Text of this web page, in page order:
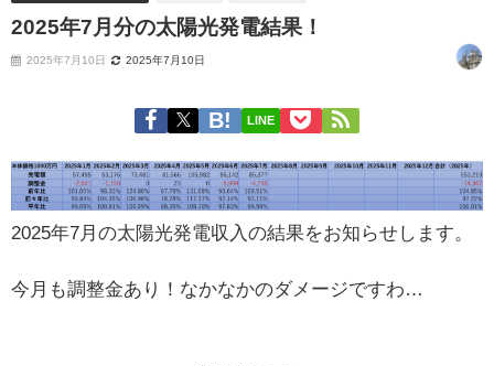
2025年7月分の太陽光発電結果！
2025年7月10日 2025年7月10日
LINE
2025年7月の太陽光発電収入の結果をお知らせします。
今月も調整金あり！なかなかのダメージですわ…